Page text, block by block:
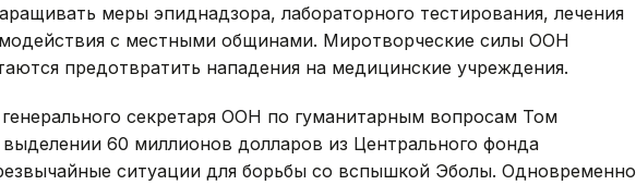
меры эпиднадзора, лабораторного тестирования, лечения
с местными общинами. Миротворческие силы ООН
предотвратить нападения на медицинские учреждения.
секретаря ООН по гуманитарным вопросам Том
60 миллионов долларов из Центрального фонда
ситуации для борьбы со вспышкой Эболы. Одновременно